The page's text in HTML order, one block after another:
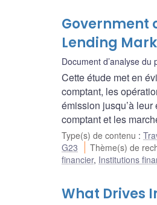
Government
Lending
Document d’analyse du
Cette étude met en
comptant, les
émission jusqu’à
comptant et les
Type(s) de contenu :
G23
Thème(s) de
financier, Institutions
What Drives